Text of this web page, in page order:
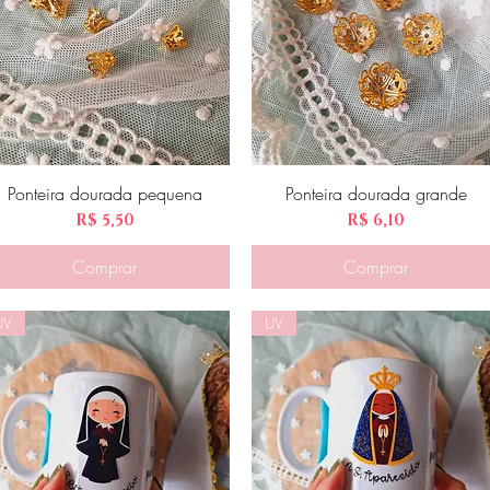
Visualização rápida
Ponteira dourada pequena
Preço
R$ 5,50
Comprar
Visualização rápida
Ponteira dourada grande
Preço
R$ 6,10
Comprar
UV